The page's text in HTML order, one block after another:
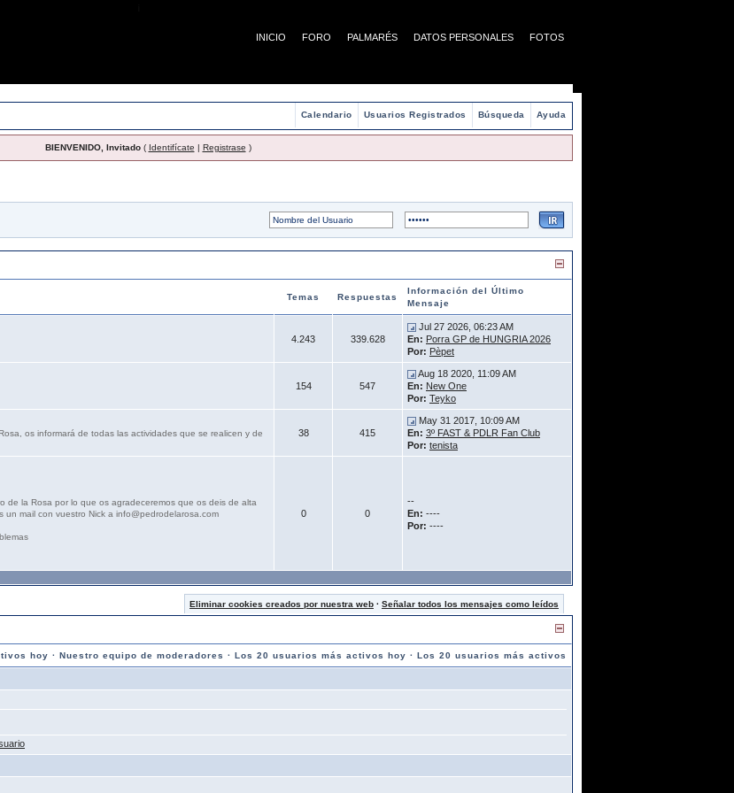
INICIO FORO PALMARÉS DATOS PERSONALES FOTOS
Ayuda
Búsqueda
Usuarios Registrados
Calendario
BIENVENIDO, Invitado( Identifícate | Registrase )
Temas Respuestas
Información del Último
Mensaje
4.243 339.628
Jul 27 2026, 06:23 AM
En: Porra GP de HUNGRIA 2026
Por: Pèpet
154 547
Aug 18 2020, 11:09 AM
En: New One
Por: Teyko
os informará de todas las actividades que se realicen y de
38 415
May 31 2017, 10:09 AM
En: 3º FAST & PDLR Fan Club
Por: tenista
de la Rosa por lo que os agradeceremos que os deis de alta
mail con vuestro Nick a info@pedrodelarosa.com
0 0
--
En: ----
Por: ----
Eliminar cookies creados por nuestra web · Señalar todos los mensajes como leídos
hoy · Nuestro equipo de moderadores · Los 20 usuarios más activos hoy · Los 20 usuarios más activos